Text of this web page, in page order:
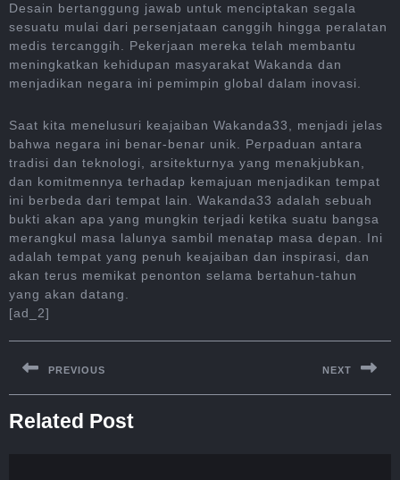
Desain bertanggung jawab untuk menciptakan segala
sesuatu mulai dari persenjataan canggih hingga peralatan
medis tercanggih. Pekerjaan mereka telah membantu
meningkatkan kehidupan masyarakat Wakanda dan
menjadikan negara ini pemimpin global dalam inovasi.
Saat kita menelusuri keajaiban Wakanda33, menjadi jelas
bahwa negara ini benar-benar unik. Perpaduan antara
tradisi dan teknologi, arsitekturnya yang menakjubkan,
dan komitmennya terhadap kemajuan menjadikan tempat
ini berbeda dari tempat lain. Wakanda33 adalah sebuah
bukti akan apa yang mungkin terjadi ketika suatu bangsa
merangkul masa lalunya sambil menatap masa depan. Ini
adalah tempat yang penuh keajaiban dan inspirasi, dan
akan terus memikat penonton selama bertahun-tahun
yang akan datang.
[ad_2]
Post
navigation
PREVIOUS
post:
NEXT
Related Post